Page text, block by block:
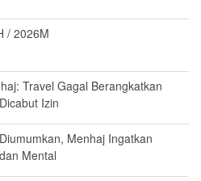
/ 2026M
Travel Gagal Berangkatkan
Izin
Menhaj Ingatkan
Mental